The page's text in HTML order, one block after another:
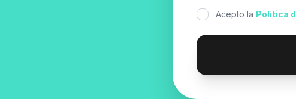
Acepto la Política